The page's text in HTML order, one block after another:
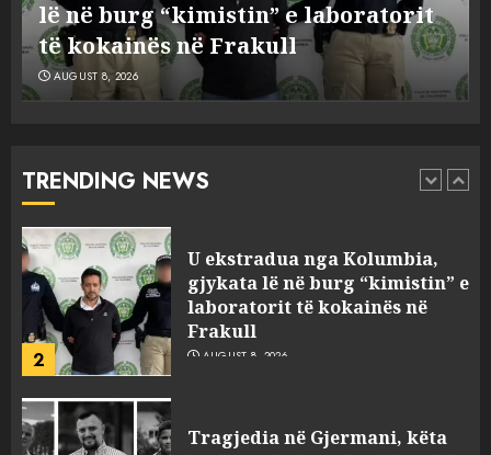
lë në burg “kimistin” e laboratorit
të kokainës në Frakull
AUGUST 8, 2026
TRENDING NEWS
1 AUGUST 8, 2026
2
U ekstradua nga Kolumbia,
AUGUST 8, 2026
3
Tragjedia në Gjermani, këta
janë tre shqiptarët që humbën
jetën në aksident
AUGUST 8, 2026
U kapën me pistoleta dhe